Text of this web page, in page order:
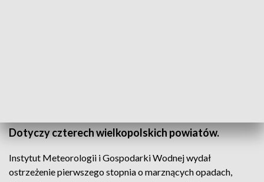
Dotyczy czterech wielkopolskich powiatów.
Instytut Meteorologii i Gospodarki Wodnej wydał
ostrzeżenie pierwszego stopnia o marznących opadach,